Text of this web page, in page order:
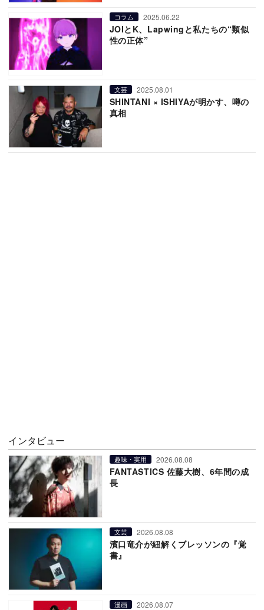
コラム 2025.06.22
JOIとK、Lapwingと私たちの“類似
性の正体”
文芸 2025.08.01
SHINTANI × ISHIYAが明かす、噂の
真相
インタビュー
趣味・実用 2026.08.08
FANTASTICS 佐藤大樹、6年間の成
長
文芸 2026.08.08
濱口竜介が紐解くブレッソンの『覚
書』
漫画 2026.08.07